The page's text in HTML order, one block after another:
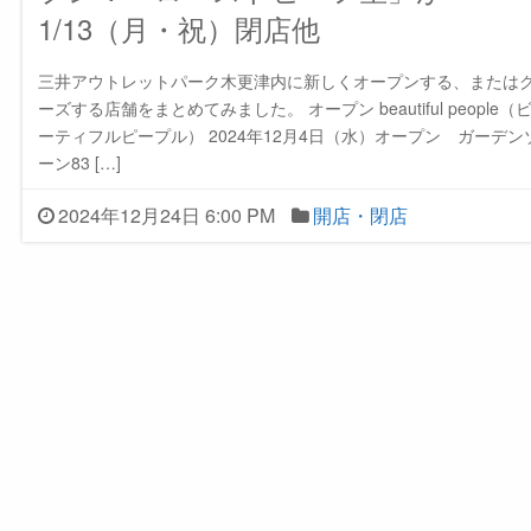
1/13（月・祝）閉店他
三井アウトレットパーク木更津内に新しくオープンする、または
ーズする店舗をまとめてみました。 オープン beautiful people（
ーティフルピープル） 2024年12月4日（水）オープン ガーデン
ーン83 […]
2024年12月24日 6:00 PM 開店・閉店